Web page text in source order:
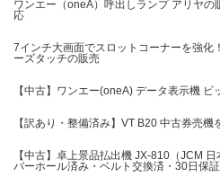
ワンエー（oneA）呼出しランプ アリヤ
応
7インチ大画面でスロットコーナーを強化
ーズタッチの販売
【中古】ワンエー(oneA) データ表示機
【訳あり・整備済み】VT B20 中古券売
【中古】卓上景品払出機 JX-810（JCM
バーホール済み・ベルト交換済・30日保証